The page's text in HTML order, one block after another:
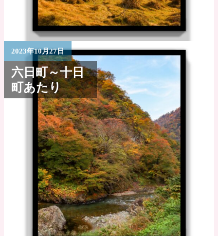
2023年10月27日
六日町～十日
町あたり